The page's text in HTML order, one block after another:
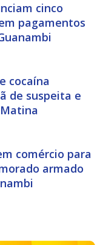
cinco
pagamentos
cocaína
de suspeita e
comércio para
armado